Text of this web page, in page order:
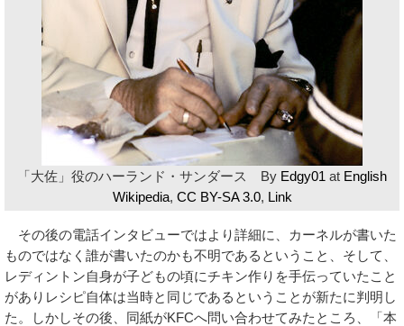
「大佐」役のハーランド・サンダース By Edgy01 at English
Wikipedia, CC BY-SA 3.0, Link
その後の電話インタビューではより詳細に、カーネルが書いた
ものではなく誰が書いたのかも不明であるということ、そして、
レディントン自身が子どもの頃にチキン作りを手伝っていたこと
がありレシピ自体は当時と同じであるということが新たに判明し
た。しかしその後、同紙がKFCへ問い合わせてみたところ、「本